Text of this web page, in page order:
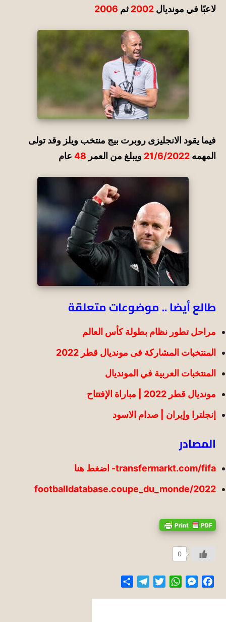
لاعبًا في مونديال 2002ثم 2006
فيما يقود الانجليزى روبرت بيج منتخب ويلز وقد تولى
المهمه 21/6/2022 ويبلغ من العمر 48 عام
طالع أيضا .. موضوعات متعلقة
مراحل تطور نظام بطولة كأس العالم
المنتخبات المشاركة فى مونديال قطر 2022
المنتخبات العربية في المونديال
مونديال قطر 2022 | مباراة الإفتتاح
إنجلترا وإيران | صدام الاسود
المصادر
transfermarkt.com/fifa- اضغط هنا
footballdatabase.coupe_du_monde/2022
0
Facebook
Messenger
WhatsApp
Twitter
Telegram